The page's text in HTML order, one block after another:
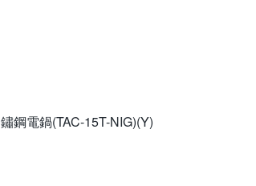
鋼電鍋(TAC-15T-NIG)(Y)